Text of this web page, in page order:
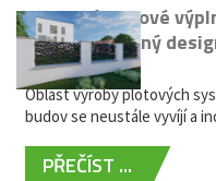
Moderní plotové
kovů: výjimečný
žádná údržba
Oblast výroby plotových
budov se neustále vyvíjí a
PŘEČÍST ...